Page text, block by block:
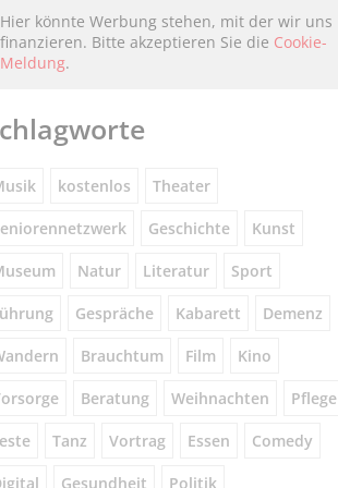
Hier könnte Werbung stehen, mit der wir uns
finanzieren. Bitte akzeptieren Sie die Cookie-
Meldung.
kostenlos Theater
Geschichte Kunst
Natur Literatur Sport
Gespräche Kabarett Demenz
Brauchtum Film Kino
Beratung Weihnachten Pflege
Tanz Vortrag Essen Comedy
Gesundheit Politik